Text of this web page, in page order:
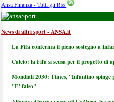
Ansa Finanza - Tutti gli Rss
Sport
News di altri sport - ANSA.it
La Fifa conferma il pieno sostegno a
Calcio: la Fifa si scusa per il progetto di
Mondiali 2030: Times, "Infantino
"E' falso"